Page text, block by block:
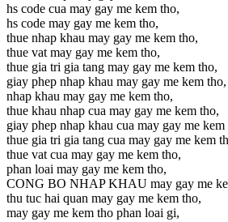
hs code cua may gay me kem tho,
hs code may gay me kem tho,
thue nhap khau may gay me kem tho,
thue vat may gay me kem tho,
thue gia tri gia tang may gay me kem tho,
giay phep nhap khau may gay me kem tho,
nhap khau may gay me kem tho,
thue khau nhap cua may gay me kem tho,
giay phep nhap khau cua may gay me kem
thue gia tri gia tang cua may gay me kem
thue vat cua may gay me kem tho,
phan loai may gay me kem tho,
CONG BO NHAP KHAU may gay me
thu tuc hai quan may gay me kem tho,
may gay me kem tho phan loai gi,